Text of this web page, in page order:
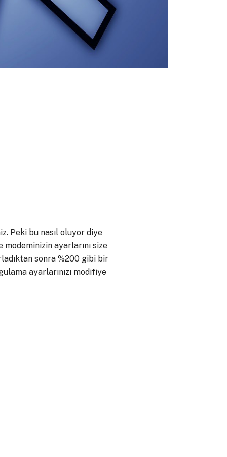
Peki bu nasıl oluyor diye
ayarlarını size
sonra %200 gibi bir
ayarlarınızı modifiye